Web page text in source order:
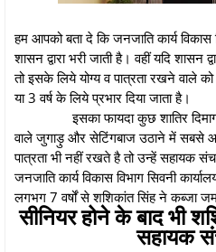
हम आपको बता दे कि जनजाति कार्य
शासन द्वारा भरी जाती है। वहीं यदि शासन
तो इसके लिये योग्य व पात्रता रखने
या 3 वर्ष के लिये प्रभार दिया जाता है।
इसका फायदा कुछ शातिर
वाले जुगाड़ु और सेटिंगबाज उठाने में सबसे
पात्रता भी नहीं रखते है तो उन्हें सहायक
जनजाति कार्य विकास विभाग सिवनी
लगभग 7 वर्षों से शशिकांत सिंह ने कब्जा
सीनियर होने के बाद भी
सहायक